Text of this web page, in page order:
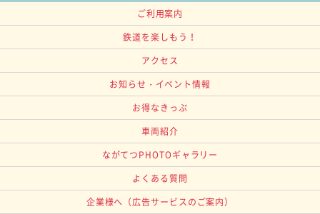
ご利用案内
鉄道を楽しもう！
アクセス
お知らせ・イベント情報
お得なきっぷ
車両紹介
ながてつPHOTOギャラリー
よくある質問
企業様へ （広告サービスのご案内）